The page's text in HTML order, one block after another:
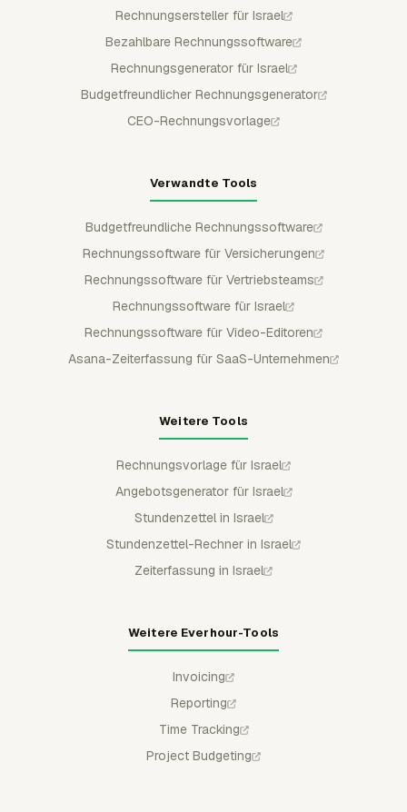
Rechnungsersteller für Israel
Bezahlbare Rechnungssoftware
Rechnungsgenerator für Israel
Budgetfreundlicher Rechnungsgenerator
CEO-Rechnungsvorlage
Verwandte Tools
Budgetfreundliche Rechnungssoftware
Rechnungssoftware für Versicherungen
Rechnungssoftware für Vertriebsteams
Rechnungssoftware für Israel
Rechnungssoftware für Video-Editoren
Asana-Zeiterfassung für SaaS-Unternehmen
Weitere Tools
Rechnungsvorlage für Israel
Angebotsgenerator für Israel
Stundenzettel in Israel
Stundenzettel-Rechner in Israel
Zeiterfassung in Israel
Weitere Everhour-Tools
Invoicing
Reporting
Time Tracking
Project Budgeting